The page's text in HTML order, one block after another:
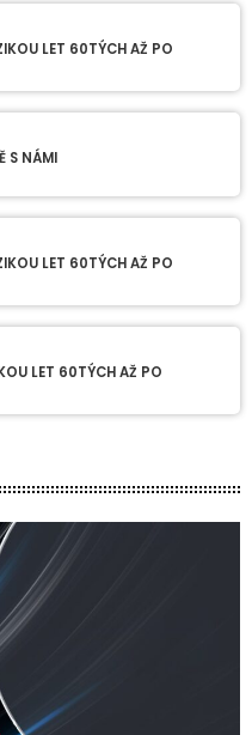
id varius. Suspendisse
LET 60TÝCH AŽ PO
S NÁMI
LET 60TÝCH AŽ PO
LET 60TÝCH AŽ PO